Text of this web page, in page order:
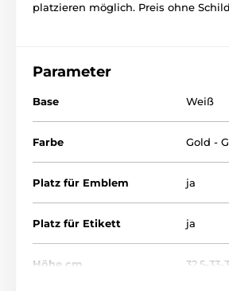
platzieren möglich. Preis ohne
Parameter
Base Weiß
Farbe Gold -
Platz für Emblem ja
Platz für Etikett ja
Höhe cm 32.5-33-